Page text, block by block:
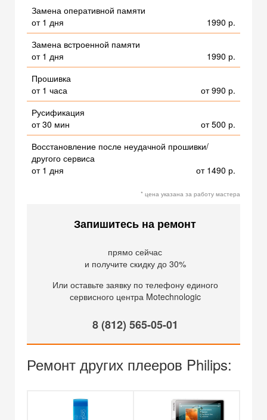
Замена оперативной памяти
от 1 дня
1990 р.
Замена встроенной памяти
от 1 дня
1990 р.
Прошивка
от 1 часа
от 990 р.
Русификация
от 30 мин
от 500 р.
Восстановление после неудачной прошивки/
другого сервиса
от 1 дня
от 1490 р.
* цена указана за работу мастера
Запишитесь на ремонт
прямо сейчас
и получите скидку до 30%
Или оставьте заявку по телефону единого
сервисного центра Motechnologic
8 (812) 565-05-01
Ремонт других плееров Philips: